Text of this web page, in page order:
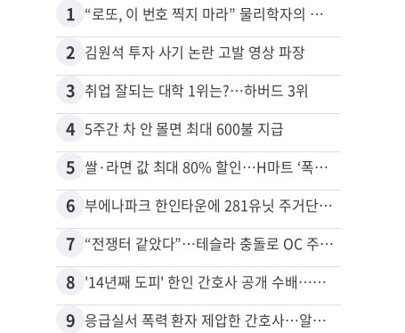
1 “로또, 이 번호 찍지 마라” 물리학자의 당첨금 높이는 비밀
2 김원석 투자 사기 논란 고발 영상 파장
3 취업 잘되는 대학 1위는?…하버드 3위
4 5주간 차 안 몰면 최대 600불 지급
5 쌀·라면 값 최대 80% 할인…H마트 ‘폭탄 세일’
6 부에나파크 한인타운에 281유닛 주거단지 들어선다
7 “전쟁터 같았다”…테슬라 충돌로 OC 주택 4채 파손
8 '14년째 도피' 한인 간호사 공개 수배…메디케어 사기 유죄
9 응급실서 폭력 환자 제압한 간호사…알고 보니